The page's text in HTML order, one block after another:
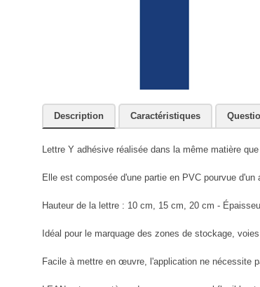
Description Caractéristiques
Lettre Y adhésive réalisée dans la même matière
Elle est composée d'une partie en PVC pourvue d'un
Hauteur de la lettre : 10 cm, 15 cm, 20 cm -
Idéal pour le marquage des zones de stockage,
Facile à mettre en œuvre, l'application ne nécessite